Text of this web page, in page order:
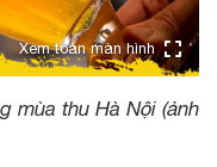
Xem toàn màn hình
mùa thu Hà Nội (ảnh